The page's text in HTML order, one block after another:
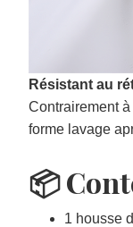
Résistant au
Contrairement
forme lavage
📦
1 housse